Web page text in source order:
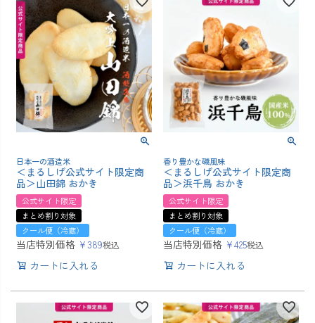
日本一の酒造米
＜まるしげ公式サイト限定商
品＞山田錦 おかき
公式サイト限定
まとめ割り対象
クール便（冷蔵）
当店特別価格 ¥389税込
カートに入れる
香り豊かな磯風味
＜まるしげ公式サイト限定商
品＞浜千鳥 おかき
公式サイト限定
まとめ割り対象
クール便（冷蔵）
当店特別価格 ¥425税込
カートに入れる